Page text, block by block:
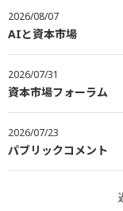
2026/08/07
AIと資本市場
2026/07/31
資本市場フォーラム
2026/07/23
パブリックコメント